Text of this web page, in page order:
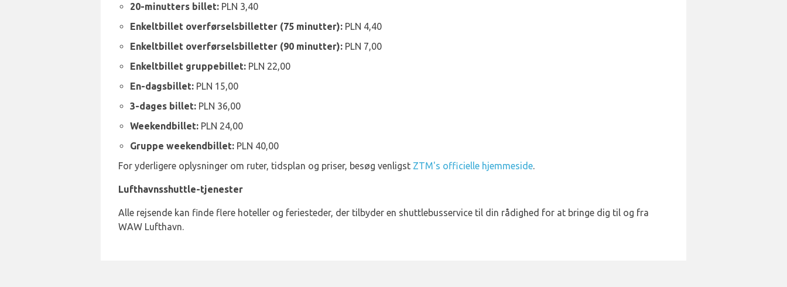
20-minutters billet: PLN 3,40
Enkeltbillet overførselsbilletter (75 minutter): PLN 4,40
Enkeltbillet overførselsbilletter (90 minutter): PLN 7,00
Enkeltbillet gruppebillet: PLN 22,00
En-dagsbillet: PLN 15,00
3-dages billet: PLN 36,00
Weekendbillet: PLN 24,00
Gruppe weekendbillet: PLN 40,00
For yderligere oplysninger om ruter, tidsplan og priser, besøg venligst ZTM's officielle hjemmeside.
Lufthavnsshuttle-tjenester
Alle rejsende kan finde flere hoteller og feriesteder, der tilbyder en shuttlebusservice til din rådighed for at bringe dig til og fra
WAW Lufthavn.